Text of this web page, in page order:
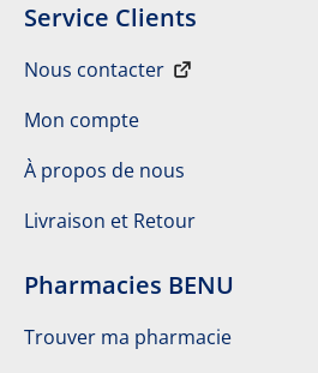
Service Clients
Nous contacter
Mon compte
À propos de nous
Livraison et Retour
Pharmacies BENU
Trouver ma pharmacie